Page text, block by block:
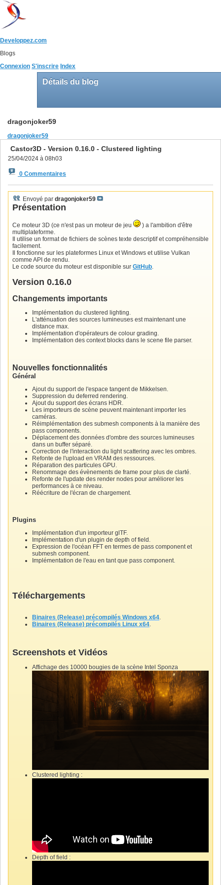
Developpez.com
Blogs
Connexion S'inscrire Index
Détails du blog
dragonjoker59
dragonjoker59
Castor3D - Version 0.16.0 - Clustered lighting
25/04/2024 à 08h03
0 Commentaires
Envoyé par dragonjoker59
Présentation
Ce moteur 3D (ce n'est pas un moteur de jeu
) a l'ambition d'être
multiplateforme.
Il utilise un format de fichiers de scènes texte descriptif et compréhensible
facilement.
Il fonctionne sur les plateformes Linux et Windows et utilise Vulkan
comme API de rendu.
Le code source du moteur est disponible sur GitHub.
Version 0.16.0
Changements importants
Implémentation du clustered lighting.
L'atténuation des sources lumineuses est maintenant une
distance max.
Implémentation d'opérateurs de colour grading.
Implémentation des context blocks dans le scene file parser.
Nouvelles fonctionnalités
Général
Ajout du support de l'espace tangent de Mikkelsen.
Suppression du deferred rendering.
Ajout du support des écrans HDR.
Les importeurs de scène peuvent maintenant importer les
caméras.
Réimplémentation des submesh components à la manière des
pass components.
Déplacement des données d'ombre des sources lumineuses
dans un buffer séparé.
Correction de l'interaction du light scattering avec les ombres.
Refonte de l'upload en VRAM des ressources.
Réparation des particules GPU.
Renommage des évènements de frame pour plus de clarté.
Refonte de l'update des render nodes pour améliorer les
performances à ce niveau.
Réécriture de l'écran de chargement.
Plugins
Implémentation d'un importeur glTF.
Implémentation d'un plugin de depth of field.
Expression de l'océan FFT en termes de pass component et
submesh component.
Implémentation de l'eau en tant que pass component.
Téléchargements
Binaires (Release) précompilés Windows x64.
Binaires (Release) précompilés Linux x64.
Screenshots et Vidéos
Affichage des 10000 bougies de la scène Intel Sponza
Clustered lighting :
Depth of field :